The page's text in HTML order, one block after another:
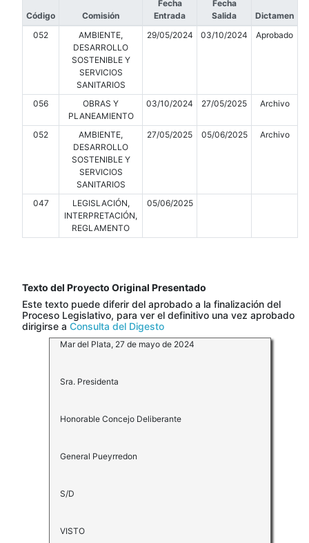
Código Comisión
Fecha
Entrada
Fecha
Salida
Dictamen
052
AMBIENTE,
DESARROLLO
SOSTENIBLE Y
SERVICIOS
SANITARIOS
29/05/2024 03/10/2024 Aprobado
056
OBRAS Y
PLANEAMIENTO
03/10/2024 27/05/2025 Archivo
052
AMBIENTE,
DESARROLLO
SOSTENIBLE Y
SERVICIOS
SANITARIOS
27/05/2025 05/06/2025 Archivo
047
LEGISLACIÓN,
INTERPRETACIÓN,
REGLAMENTO
05/06/2025
Texto del Proyecto Original Presentado
Este texto puede diferir del aprobado a la finalización del
Proceso Legislativo, para ver el definitivo una vez aprobado
dirigirse a Consulta del Digesto
Mar del Plata, 27 de mayo de 2024
Sra. Presidenta
Honorable Concejo Deliberante
General Pueyrredon
S/D
VISTO